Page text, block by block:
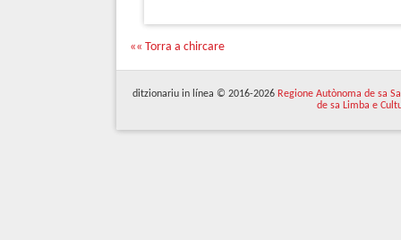
«« Torra a chircare
ditzionariu in línea © 2016-2026 Regione Autònoma de sa
de sa Limba e